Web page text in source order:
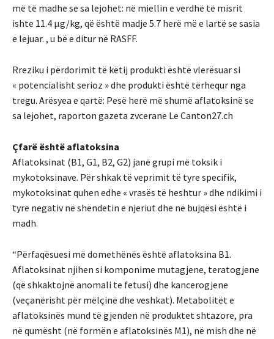
më të madhe se sa lejohet: në miellin e verdhë të misrit
ishte 11.4 μg/kg, që është madje 5.7 herë më e lartë se sasia
e lejuar. , u bë e ditur në RASFF.
Rreziku i përdorimit të këtij produkti është vlerësuar si
« potencialisht serioz » dhe produkti është tërhequr nga
tregu. Arësyea e qartë: Pesë herë më shumë aflatoksinë se
sa lejohet, raporton gazeta zvcerane Le Canton27.ch
Çfarë është aflatoksina
Aflatoksinat (B1, G1, B2, G2) janë grupi më toksik i
mykotoksinave. Për shkak të veprimit të tyre specifik,
mykotoksinat quhen edhe « vrasës të heshtur » dhe ndikimi i
tyre negativ në shëndetin e njeriut dhe në bujqësi është i
madh.
“Përfaqësuesi më domethënës është aflatoksina B1.
Aflatoksinat njihen si komponime mutagjene, teratogjene
(që shkaktojnë anomali te fetusi) dhe kancerogjene
(veçanërisht për mëlçinë dhe veshkat). Metabolitët e
aflatoksinës mund të gjenden në produktet shtazore, pra
në qumësht (në formën e aflatoksinës M1), në mish dhe në